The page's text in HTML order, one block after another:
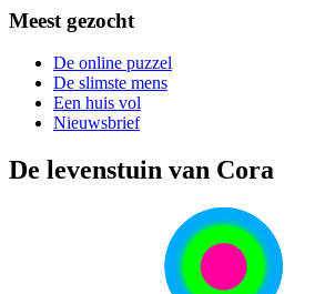
Meest gezocht
De online puzzel
De slimste mens
Een huis vol
Nieuwsbrief
De levenstuin van Cora